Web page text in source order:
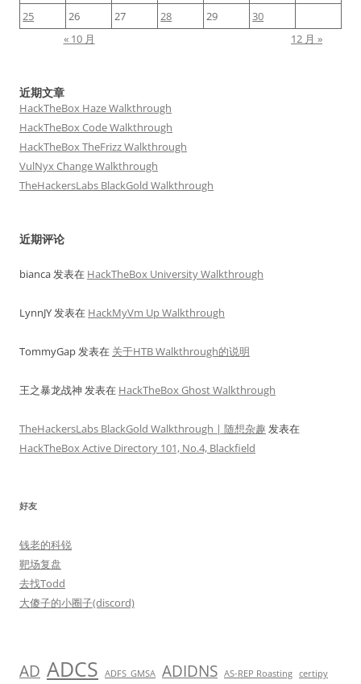
25
26 27 28 29
30
« 10 月
12 月 »
近期文章
HackTheBox Haze Walkthrough
HackTheBox Code Walkthrough
HackTheBox TheFrizz Walkthrough
VulNyx Change Walkthrough
TheHackersLabs BlackGold Walkthrough
近期评论
bianca发表在 HackTheBox University Walkthrough
LynnJY发表在 HackMyVm Up Walkthrough
TommyGap发表在 关于HTB Walkthrough的说明
王之暴龙战神 发表在 HackTheBox Ghost Walkthrough
TheHackersLabs BlackGold Walkthrough | 随想杂趣 发表在
HackTheBox Active Directory 101, No.4, Blackfield
好友
钱老的科锐
靶场复盘
去找Todd
大傻子的小圈子(discord)
AD ADCS ADFS_GMSA ADIDNS AS-REP Roasting certipy